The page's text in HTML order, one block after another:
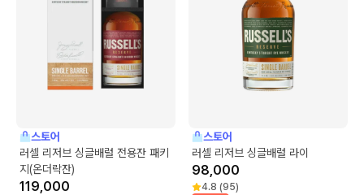
스토어
러셀 리저브 싱글배럴 전용잔 패키
지(온더락잔)
119,000
스토어
러셀 리저브 싱글배럴 라이
98,000
4.8 (95)